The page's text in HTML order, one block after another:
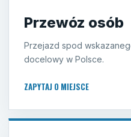
Przewóz osób
Przejazd spod
docelowy w Polsce.
ZAPYTAJ O MIEJSCE